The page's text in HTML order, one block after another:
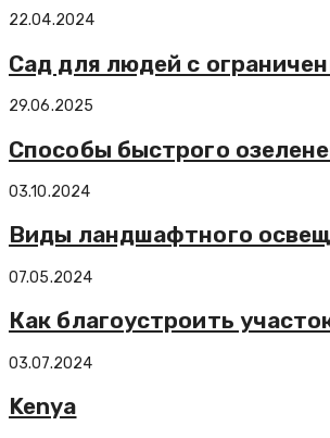
22.04.2024
Сад для людей с
29.06.2025
Способы быстрого
03.10.2024
Виды ландшафтного
07.05.2024
Как благоустроить
03.07.2024
Kenya